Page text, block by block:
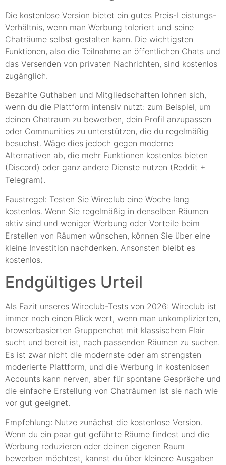
Die kostenlose Version bietet ein gutes Preis-Leistungs-
Verhältnis, wenn man Werbung toleriert und seine
Chaträume selbst gestalten kann. Die wichtigsten
Funktionen, also die Teilnahme an öffentlichen Chats und
das Versenden von privaten Nachrichten, sind kostenlos
zugänglich.
Bezahlte Guthaben und Mitgliedschaften lohnen sich,
wenn du die Plattform intensiv nutzt: zum Beispiel, um
deinen Chatraum zu bewerben, dein Profil anzupassen
oder Communities zu unterstützen, die du regelmäßig
besuchst. Wäge dies jedoch gegen moderne
Alternativen ab, die mehr Funktionen kostenlos bieten
(Discord) oder ganz andere Dienste nutzen (Reddit +
Telegram).
Faustregel: Testen Sie Wireclub eine Woche lang
kostenlos. Wenn Sie regelmäßig in denselben Räumen
aktiv sind und weniger Werbung oder Vorteile beim
Erstellen von Räumen wünschen, können Sie über eine
kleine Investition nachdenken. Ansonsten bleibt es
kostenlos.
Endgültiges Urteil
Als Fazit unseres Wireclub-Tests von 2026: Wireclub ist
immer noch einen Blick wert, wenn man unkomplizierten,
browserbasierten Gruppenchat mit klassischem Flair
sucht und bereit ist, nach passenden Räumen zu suchen.
Es ist zwar nicht die modernste oder am strengsten
moderierte Plattform, und die Werbung in kostenlosen
Accounts kann nerven, aber für spontane Gespräche und
die einfache Erstellung von Chaträumen ist sie nach wie
vor gut geeignet.
Empfehlung: Nutze zunächst die kostenlose Version.
Wenn du ein paar gut geführte Räume findest und die
Werbung reduzieren oder deinen eigenen Raum
bewerben möchtest, kannst du über kleinere Ausgaben